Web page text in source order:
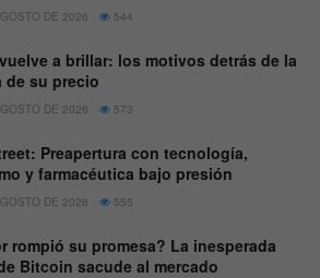
DE 2026 544
a brillar: los motivos detrás de la
de su precio
DE 2026 573
Preapertura con tecnología,
y farmacéutica bajo presión
DE 2026 555
rompió su promesa? La inesperada
Bitcoin sacude al mercado